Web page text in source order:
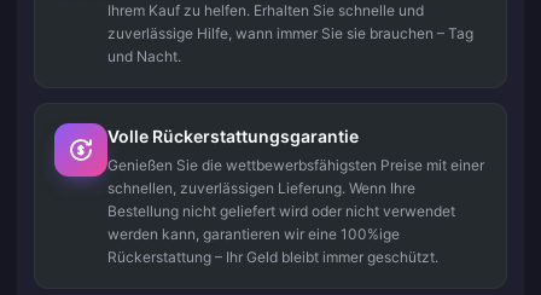
Ihrem Kauf zu helfen. Erhalten Sie schnelle und
zuverlässige Hilfe, wann immer Sie sie brauchen – Tag
und Nacht.
Volle Rückerstattungsgarantie
Genießen Sie die wettbewerbsfähigsten Preise mit einer
schnellen, zuverlässigen Lieferung. Wenn Ihre
Bestellung nicht geliefert wird oder nicht verwendet
werden kann, garantieren wir eine 100%ige
Rückerstattung – Ihr Geld bleibt immer geschützt.